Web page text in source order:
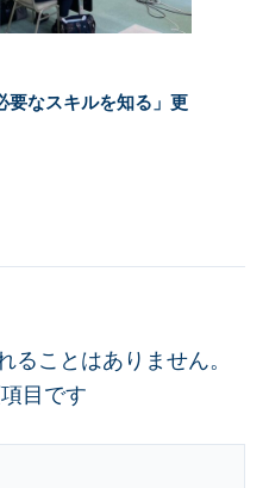
要なスキルを知る」更
ることはありません。
目です